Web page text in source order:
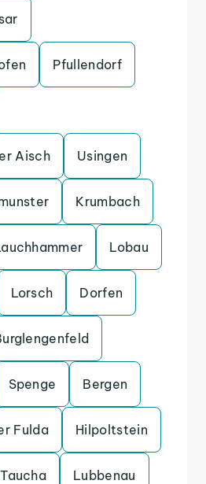
Pfullendorf
Aisch Usingen
Krumbach
Lobau
Lorsch Dorfen
Spenge Bergen
Fulda Hilpoltstein
Taucha Lubbenau